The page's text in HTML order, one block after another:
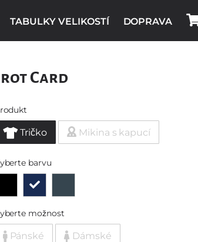
TABULKY VELIKOSTÍ DOPRAVA
Card
Tričko Mikina s kapucí
barvu
možnost
Pánské Dámské